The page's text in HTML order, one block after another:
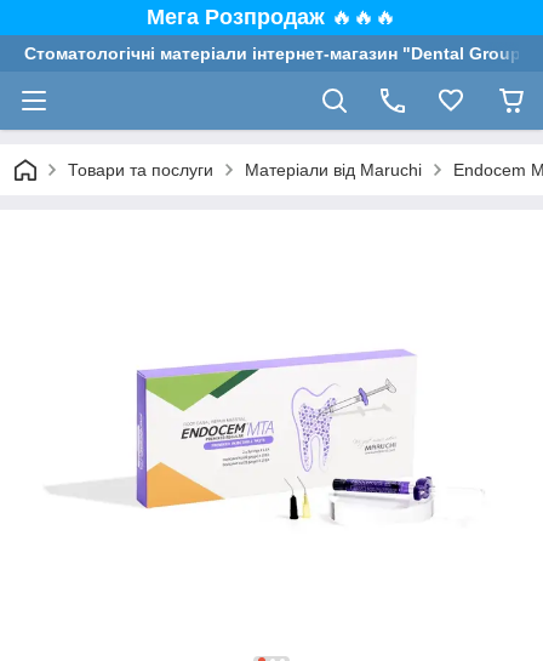
Мега Розпродаж 🔥🔥🔥
Стоматологічні матеріали інтернет-магазин "Dental Group"
Товари та послуги Матеріали від Maruchi Endocem